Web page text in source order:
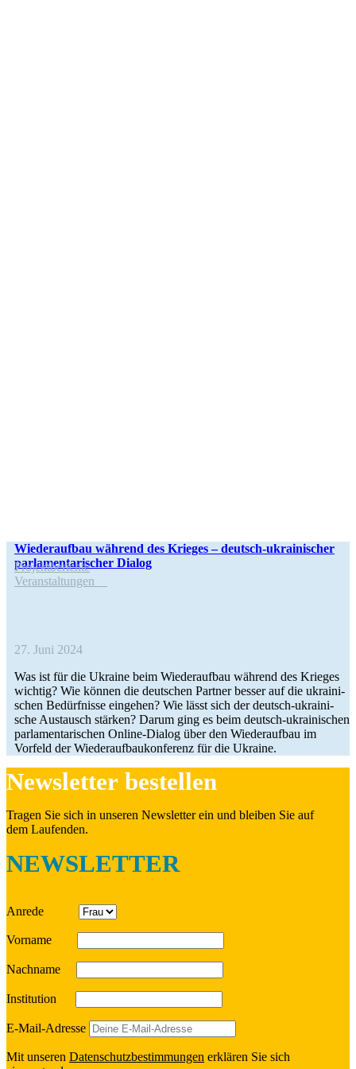
Wie­der­auf­bau während des Krieges – deutsch-ukrai­­ni­­scher
par­la­men­ta­ri­scher Dialog
Pro­jekt­be­richte
Ver­an­stal­tun­gen
27. Juni 2024
Was ist für die Ukraine beim Wie­der­auf­bau während des Krieges
wichtig? Wie können die deut­schen Partner besser auf die ukrai­ni­
schen Bedürf­nisse ein­ge­hen? Wie lässt sich der deutsch-ukrai­­ni­­
sche Aus­tausch stärken? Darum ging es beim deutsch-ukrai­­ni­­schen
par­la­men­ta­ri­schen Online-Dialog über den Wie­der­auf­bau im
Vorfeld der Wie­der­auf­bau­kon­fe­renz für die Ukraine.
News­let­ter bestellen
Tragen Sie sich in unseren News­let­ter ein und bleiben Sie auf
dem Laufenden.
NEWSLETTER
Anrede
Vorname
Nach­name
Insti­tu­tion
E‑Mail-Adresse
Mit unseren Daten­schutz­be­stim­mun­gen erklä­ren Sie sich